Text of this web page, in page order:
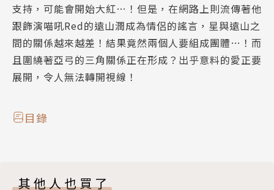
支持，可能會開始大紅…！但是，在網路上則流傳著他
跟飾演喵吼Red的遠山潤成為情侶的謠言，星與遠山之
間的關係越來越差！結果竟然兩個人要組成團體…！而
且圍繞著亞弓的三角關係正在形成？出乎意料的愛正要
展開，令人無法轉開視線！
目錄
其他人也買了